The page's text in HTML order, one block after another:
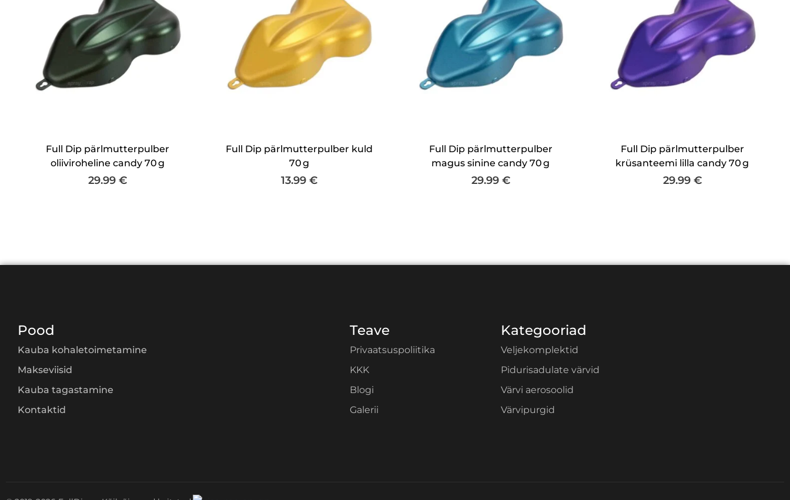
Full Dip pärlmutterpulber
oliiviroheline candy 70 g
29.99 €
Full Dip pärlmutterpulber kuld
70 g
13.99 €
Full Dip pärlmutterpulber
magus sinine candy 70 g
29.99 €
Full Dip pärlmutterpulber
krüsanteemi lilla candy 70 g
29.99 €
Pood
Kauba kohaletoimetamine
Makseviisid
Kauba tagastamine
Kontaktid
Teave
Privaatsuspoliitika
KKK
Blogi
Galerii
Kategooriad
Veljekomplektid
Pidurisadulate värvid
Värvi aerosoolid
Värvipurgid